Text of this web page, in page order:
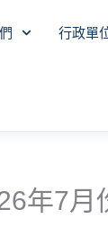
行政單
年7月